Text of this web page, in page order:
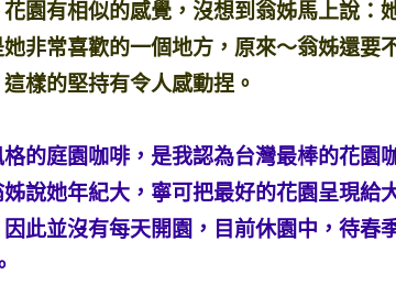
園有相似的感覺，沒想到翁姊馬上說：
非常喜歡的一個地方，原來～翁姊還要
樣的堅持有令人感動捏。
的庭園咖啡，是我認為台灣最棒的花園
說她年紀大，寧可把最好的花園呈現給
此並沒有每天開園，目前休園中，待春